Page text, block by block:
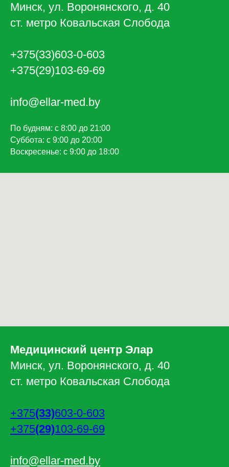
Минск, ул. Воронянского, д. 40
ст. метро Ковальская Слобода
+375(33)603-0-603
+375(29)103-69-69
info@ellar-med.by
По будням: с 8:00 до 21:00
Суббота: с 9:00 до 20:00
Воскресенье: с 9:00 до 18:00
Медицинский центр Элар
Минск, ул. Воронянского, д. 40
ст. метро Ковальская Слобода
+375(33)603-0-603
+375(29)103-69-69
info@ellar-med.by